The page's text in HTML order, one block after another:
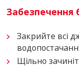
Забезпечення
Закрийте всі
Щільно